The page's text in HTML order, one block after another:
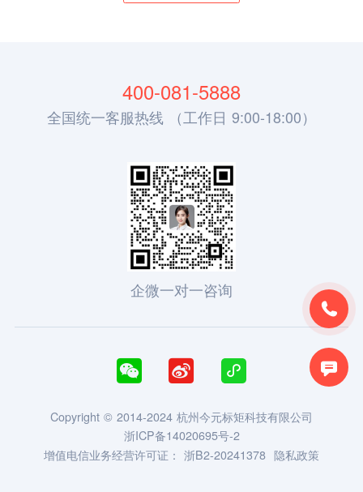


400-081-5888
全国统一客服热线 （工作日 9:00-18:00）
企微一对一咨询
  
Copyright © 2014-2024 杭州今元标矩科技有限公司
浙ICP备14020695号-2
增值电信业务经营许可证： 浙B2-20241378 隐私政策